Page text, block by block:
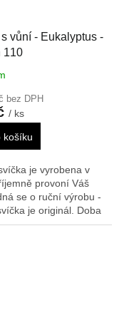
vůní - Eukalyptus -
110
bez DPH
/ ks
košíku
je vyrobena v
provoní Váš
se o ruční výrobu -
je originál. Doba
28 hRozměry V/Š/H: